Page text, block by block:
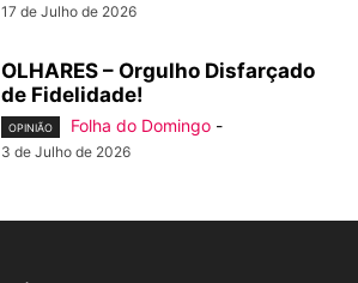
17 de Julho de 2026
OLHARES – Orgulho Disfarçado
de Fidelidade!
OPINIÃO Folha do Domingo -
3 de Julho de 2026